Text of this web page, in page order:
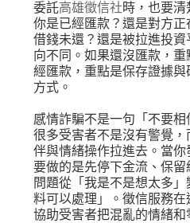
委託高雄徵信社時，也要清
你是已經匯款？還是對方
借錢未還？還是被拉進投
向不同。如果還沒匯款，
經匯款，重點是保存證據
方式。
感情詐騙不是一句「不要相
很多受害者不是沒有警覺
伴與情緒操作拉進去。當
要做的是先停下金流、保
問題從「我是不是想太多
料可以處理」。徵信服務
協助受害者把混亂的情緒和